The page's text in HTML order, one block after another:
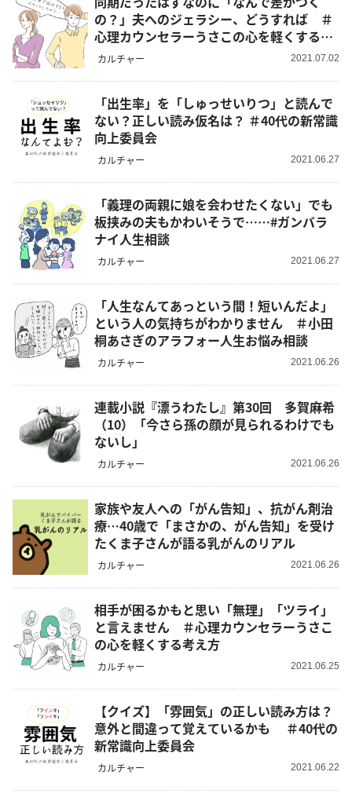
の？」夫へのジェラシー、どうすれば ＃
心理カウンセラーうさこの心を軽くする考
え方
カルチャー 2021.07.02
「出生率」を「しゅっせいりつ」と読んで
ない？正しい読み仮名は？ ＃40代の新常識
向上委員会
カルチャー 2021.06.27
「義理の両親に娘を会わせたくない」でも
板挟みの夫もかわいそうで……#ガンバラ
ナイ人生相談
カルチャー 2021.06.27
「人生なんてあっという間！短いんだよ」
という人の気持ちがわかりません ＃小田
桐あさぎのアラフォー人生お悩み相談
カルチャー 2021.06.26
連載小説『漂うわたし』第30回 多賀麻希
（10）「今さら孫の顔が見られるわけでも
ないし」
カルチャー 2021.06.26
家族や友人への「がん告知」、抗がん剤治
療…40歳で「まさかの、がん告知」を受け
たくま子さんが語る乳がんのリアル
カルチャー 2021.06.26
相手が困るかもと思い「無理」「ツライ」
と言えません ＃心理カウンセラーうさこ
の心を軽くする考え方
カルチャー 2021.06.25
【クイズ】「雰囲気」の正しい読み方は？
意外と間違って覚えているかも ＃40代の
新常識向上委員会
カルチャー 2021.06.22